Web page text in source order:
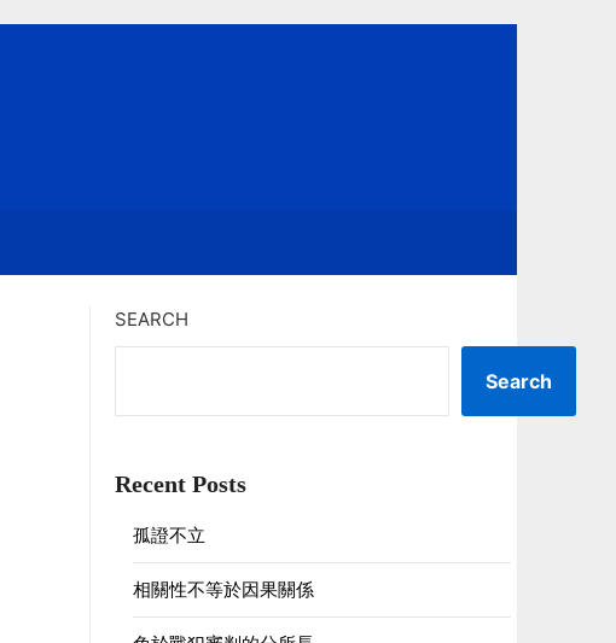
SEARCH
Search
Recent Posts
孤證不立
相關性不等於因果關係